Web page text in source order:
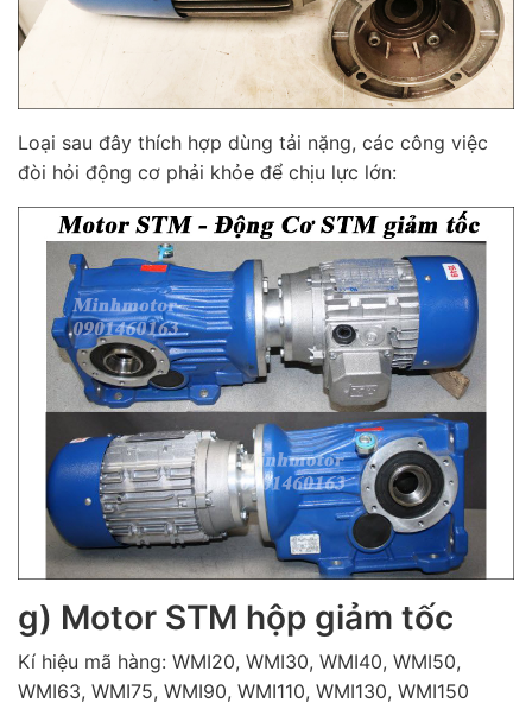
Loại sau đây thích hợp dùng tải nặng, các công việc
đòi hỏi động cơ phải khỏe để chịu lực lớn:
g) Motor STM hộp giảm tốc
Kí hiệu mã hàng: WMI20, WMI30, WMI40, WMI50,
WMI63, WMI75, WMI90, WMI110, WMI130, WMI150